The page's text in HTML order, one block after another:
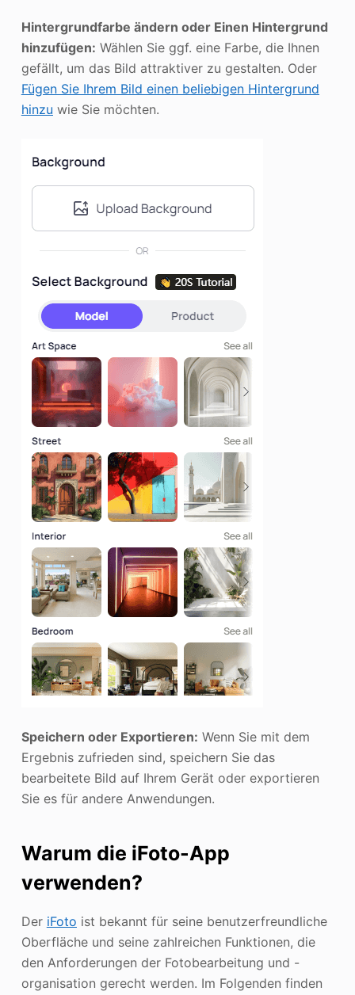
Hintergrundfarbe ändern oder Einen Hintergrund
hinzufügen: Wählen Sie ggf. eine Farbe, die Ihnen
gefällt, um das Bild attraktiver zu gestalten. Oder
Fügen Sie Ihrem Bild einen beliebigen Hintergrund
hinzu wie Sie möchten.
Speichern oder Exportieren: Wenn Sie mit dem
Ergebnis zufrieden sind, speichern Sie das
bearbeitete Bild auf Ihrem Gerät oder exportieren
Sie es für andere Anwendungen.
Warum die iFoto-App
verwenden?
Der iFoto ist bekannt für seine benutzerfreundliche
Oberfläche und seine zahlreichen Funktionen, die
den Anforderungen der Fotobearbeitung und -
organisation gerecht werden. Im Folgenden finden